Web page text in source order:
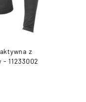
z
- 11233002